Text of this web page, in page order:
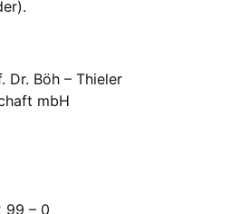
Dr. Böh – Thieler
mbH
99 – 0